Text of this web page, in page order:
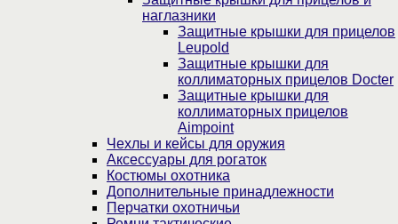
наглазники
Защитные крышки для прицелов
Leupold
Защитные крышки для
коллиматорных прицелов Docter
Защитные крышки для
коллиматорных прицелов
Aimpoint
Чехлы и кейсы для оружия
Аксессуары для рогаток
Костюмы охотника
Дополнительные принадлежности
Перчатки охотничьи